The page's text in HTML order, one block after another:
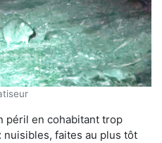
péril en cohabitant trop
nuisibles, faites au plus tôt